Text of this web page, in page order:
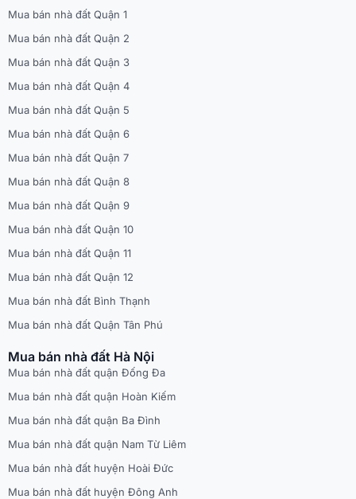
Mua bán nhà đất Quận 1
Mua bán nhà đất Quận 2
Mua bán nhà đất Quận 3
Mua bán nhà đất Quận 4
Mua bán nhà đất Quận 5
Mua bán nhà đất Quận 6
Mua bán nhà đất Quận 7
Mua bán nhà đất Quận 8
Mua bán nhà đất Quận 9
Mua bán nhà đất Quận 10
Mua bán nhà đất Quận 11
Mua bán nhà đất Quận 12
Mua bán nhà đất Bình Thạnh
Mua bán nhà đất Quận Tân Phú
Mua bán nhà đất Hà Nội
Mua bán nhà đất quận Đống Đa
Mua bán nhà đất quận Hoàn Kiếm
Mua bán nhà đất quận Ba Đình
Mua bán nhà đất quận Nam Từ Liêm
Mua bán nhà đất huyện Hoài Đức
Mua bán nhà đất huyện Đông Anh